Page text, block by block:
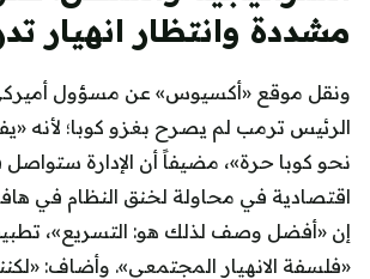
مشددة وانتظار انهيار
ونقل موقع «أكسيوس» عن مسؤول
الرئيس ترمب لم يصرح بغزو كوبا؛ لأنه
نحو كوبا حرة»، مضيفاً أن الإدارة
اقتصادية في محاولة لخنق النظام في
إن «أفضل وصف لذلك هو: التسريع»،
«فلسفة الانهيار المجتمعي». وأضاف: